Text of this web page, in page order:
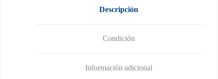
Descripción
Condición
Información adicional